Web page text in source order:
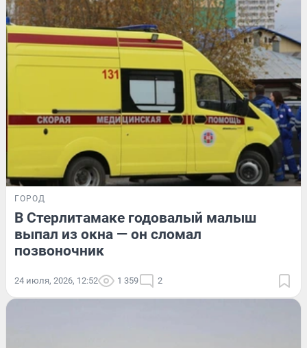
ГОРОД
В Стерлитамаке годовалый малыш
выпал из окна — он сломал
позвоночник
24 июля, 2026, 12:52 1 359 2